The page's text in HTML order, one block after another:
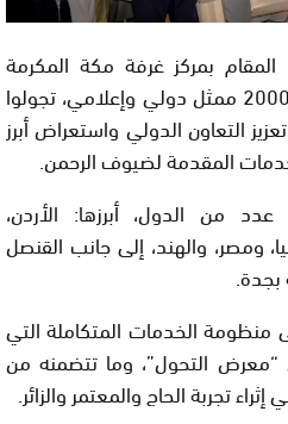
بمركز غرفة مكة المكرمة
للمعارض والفعاليات، أكثر من 2000 ممثل دولي وإعلامي، تجولوا
التعاون الدولي واستعراض أبرز
المقدمة لضيوف الرحمن.
من الدول، أبرزها: الأردن،
ومصر، والهند، إلى جانب القنصل
بجدة.
منظومة الخدمات المتكاملة التي
التحول”، وما تتضمنه من
تجربة الحاج والمعتمر والزائر.